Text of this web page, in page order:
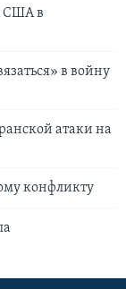
США в
в войну
атаки на
конфликту